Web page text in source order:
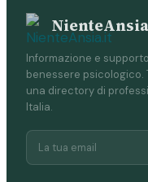
Informazione e
benessere psicologico.
una directory di
Italia.